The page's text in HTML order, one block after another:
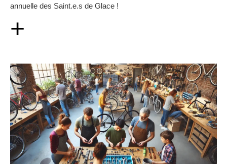
annuelle des Saint.e.s de Glace !
+